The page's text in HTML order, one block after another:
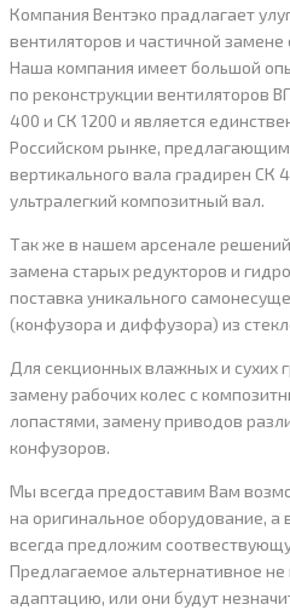
Компания Вентэко прадлагает
вентиляторов и частичной замене
Наша компания имеет большой
по реконструкции вентиляторов
400 и СК 1200 и является
Российском рынке, предлагающим
вертикального вала градирен СК
ультралегкий композитный вал.
Так же в нашем арсенале
замена старых редукторов и
поставка уникального
(конфузора и диффузора) из
Для секционных влажных и сухих
замену рабочих колес с
лопастями, замену приводов
конфузоров.
Мы всегда предоставим Вам
на оригинальное оборудование, а
всегда предложим
Предлагаемое альтернативное не
адаптацию, или они будут